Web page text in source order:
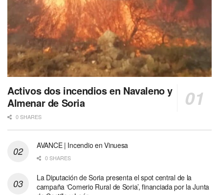
Activos dos incendios en Navaleno y
Almenar de Soria
0 SHARES
AVANCE | Incendio en Vinuesa
0 SHARES
La Diputación de Soria presenta el spot central de la
campaña ‘Comerio Rural de Soria’, financiada por la Junta